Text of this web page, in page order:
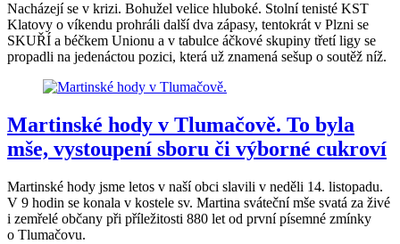
Nacházejí se v krizi. Bohužel velice hluboké. Stolní tenisté KST
Klatovy o víkendu prohráli další dva zápasy, tentokrát v Plzni se
SKUŘÍ a béčkem Unionu a v tabulce áčkové skupiny třetí ligy se
propadli na jedenáctou pozici, která už znamená sešup o soutěž níž.
Martinské hody v Tlumačově. To byla
mše, vystoupení sboru či výborné cukroví
Martinské hody jsme letos v naší obci slavili v neděli 14. listopadu.
V 9 hodin se konala v kostele sv. Martina sváteční mše svatá za živé
i zemřelé občany při příležitosti 880 let od první písemné zmínky
o Tlumačovu.